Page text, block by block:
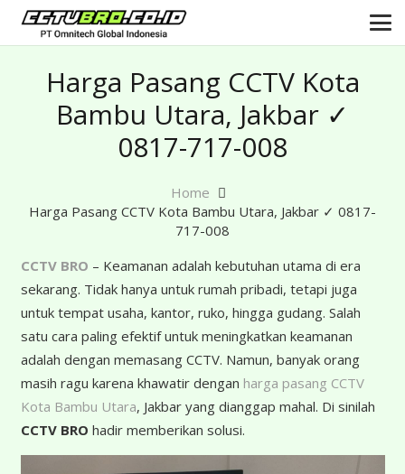
Harga Pasang CCTV Kota
Bambu Utara, Jakbar ✓
0817-717-008
Home
Harga Pasang CCTV Kota Bambu Utara, Jakbar ✓ 0817-
717-008
CCTV BRO – Keamanan adalah kebutuhan utama di era
sekarang. Tidak hanya untuk rumah pribadi, tetapi juga
untuk tempat usaha, kantor, ruko, hingga gudang. Salah
satu cara paling efektif untuk meningkatkan keamanan
adalah dengan memasang CCTV. Namun, banyak orang
masih ragu karena khawatir dengan harga pasang CCTV
Kota Bambu Utara, Jakbar yang dianggap mahal. Di sinilah
CCTV BRO hadir memberikan solusi.